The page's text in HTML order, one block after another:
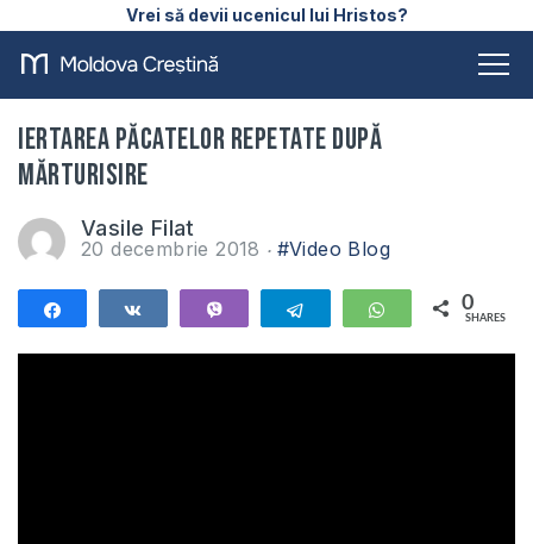
Vrei să devii ucenicul lui Hristos?
Iertarea păcatelor repetate după
mărturisire
Vasile Filat
20 decembrie 2018 #Video Blog
Telegram WhatsApp
0
SHARES